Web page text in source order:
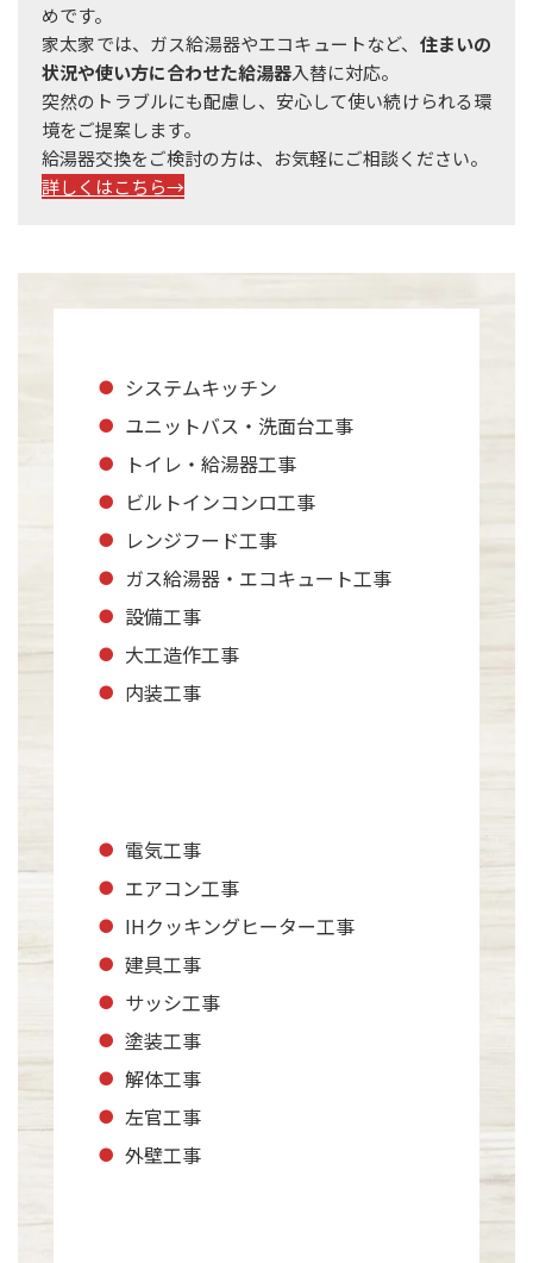
めです。
家太家では、ガス給湯器やエコキュートなど、 住まいの
状況や使い方に合わせた給湯器入替に対応。
突然のトラブルにも配慮し、安心して使い続けられる環
境をご提案します。
給湯器交換をご検討の方は、お気軽にご相談ください。
詳しくはこちら→
システムキッチン
ユニットバス・洗面台工事
トイレ・給湯器工事
ビルトインコンロ工事
レンジフード工事
ガス給湯器・エコキュート工事
設備工事
大工造作工事
内装工事
電気工事
エアコン工事
IHクッキングヒーター工事
建具工事
サッシ工事
塗装工事
解体工事
左官工事
外壁工事